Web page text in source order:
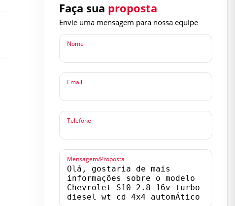
Faça sua proposta
Envie uma mensagem para nossa equipe
Nome
Email
Telefone
Mensagem/Proposta